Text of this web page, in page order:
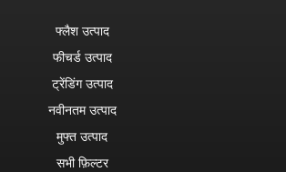
फ्लैश उत्पाद
फीचर्ड उत्पाद
ट्रेंडिंग उत्पाद
नवीनतम उत्पाद
मुफ्त उत्पाद
सभी फ़िल्टर